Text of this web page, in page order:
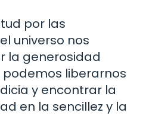
por las
universo nos
la generosidad
liberarnos
y encontrar la
en la sencillez y la